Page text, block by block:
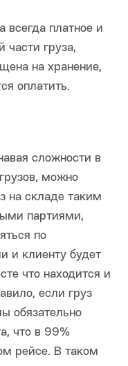
всегда платное и
груза,
на хранение,
оплатить.
сложности в
можно
на складе таким
партиями,
по
и клиенту будет
что находится и
если груз
обязательно
что в 99%
рейсе. В таком